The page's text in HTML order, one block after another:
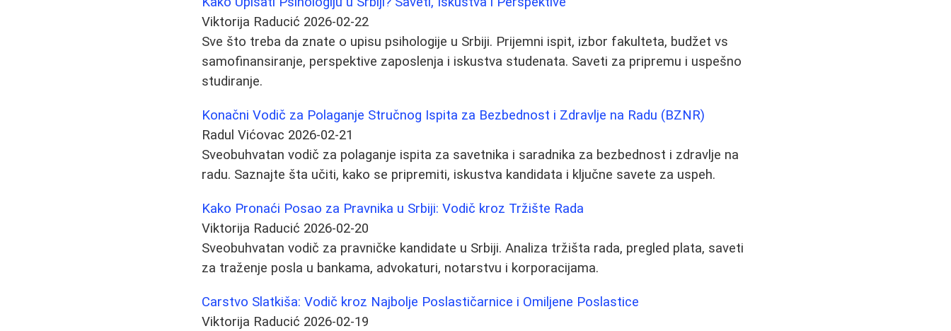
Viktorija Raducić 2026-02-22
Sve što treba da znate o upisu psihologije u Srbiji. Prijemni ispit, izbor fakulteta, budžet vs
samofinansiranje, perspektive zaposlenja i iskustva studenata. Saveti za pripremu i uspešno
studiranje.
Konačni Vodič za Polaganje Stručnog Ispita za Bezbednost i Zdravlje na Radu (BZNR)
Radul Vićovac 2026-02-21
Sveobuhvatan vodič za polaganje ispita za savetnika i saradnika za bezbednost i zdravlje na
radu. Saznajte šta učiti, kako se pripremiti, iskustva kandidata i ključne savete za uspeh.
Kako Pronaći Posao za Pravnika u Srbiji: Vodič kroz Tržište Rada
Viktorija Raducić 2026-02-20
Sveobuhvatan vodič za pravničke kandidate u Srbiji. Analiza tržišta rada, pregled plata, saveti
za traženje posla u bankama, advokaturi, notarstvu i korporacijama.
Carstvo Slatkiša: Vodič kroz Najbolje Poslastičarnice i Omiljene Poslastice
Viktorija Raducić 2026-02-19